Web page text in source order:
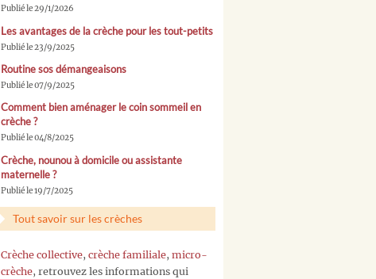
Publié le 29/1/2026
Les avantages de la crèche pour les tout-petits
Publié le 23/9/2025
Routine sos démangeaisons
Publié le 07/9/2025
Comment bien aménager le coin sommeil en
crèche ?
Publié le 04/8/2025
Crèche, nounou à domicile ou assistante
maternelle ?
Publié le 19/7/2025
Tout savoir sur les crèches
Crèche collective, crèche familiale, micro-
crèche, retrouvez les informations qui